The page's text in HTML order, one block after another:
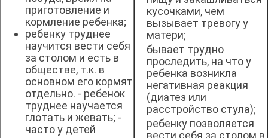
приготовление и
кормление ребенка;
ребенку труднее
научится вести себя
за столом и есть в
обществе, т.к. в
основном его кормят
отдельно. - ребенок
труднее научается
глотать и жевать; -
часто у детей
кусочками, чем
вызывает тревогу у
матери;
бывает трудно
проследить, на что у
ребенка возникла
негативная реакция
(диатез или
расстройство стула);
ребенку позволяется
вести себя за столом в